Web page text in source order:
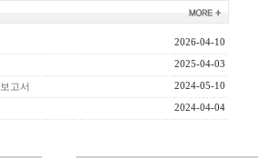
2026-04-10
2025-04-03
고서 2024-05-10
2024-04-04